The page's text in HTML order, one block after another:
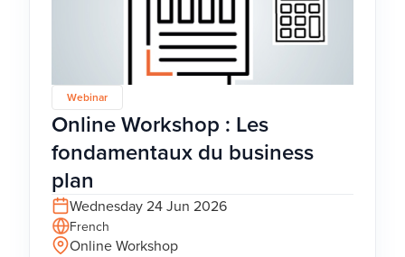
Webinar
Online Workshop : Les
fondamentaux du business
plan
Wednesday 24 Jun 2026
French
Online Workshop